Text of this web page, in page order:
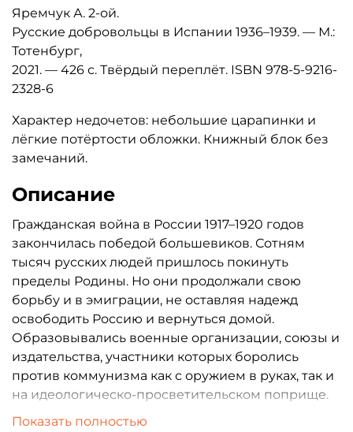
Яремчук А. 2-ой.
Русские добровольцы в Испании 1936–1939. — М.:
Тотенбург,
2021. — 426 с. Твёрдый переплёт. ISBN 978-5-9216-
2328-6
Характер недочетов: небольшие царапинки и
лёгкие потёртости обложки. Книжный блок без
замечаний.
Описание
Гражданская война в России 1917–1920 годов
закончилась победой большевиков. Сотням
тысяч русских людей пришлось покинуть
пределы Родины. Но они продолжали свою
борьбу и в эмиграции, не оставляя надежд
освободить Россию и вернуться домой.
Образовывались военные организации, союзы и
издательства, участники которых боролись
против коммунизма как с оружием в руках, так и
на идеологическо-просветительском поприще.
Данная книга, впервые изданная в 1983 году в
Показать полностью